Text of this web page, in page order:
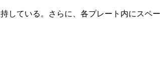
している。さらに、各プレート内にスペ